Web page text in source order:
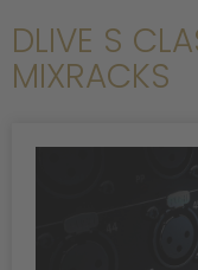
DLIVE S
MIXRACKS